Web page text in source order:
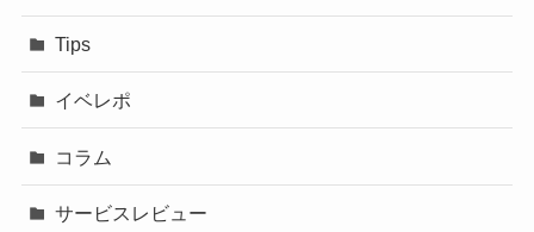
Tips
イベレポ
コラム
サービスレビュー